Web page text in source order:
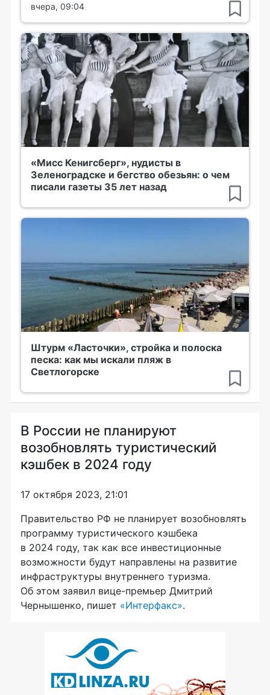
вчера, 09:04
«Мисс Кенигсберг», нудисты в
Зеленоградске и бегство обезьян: о чем
писали газеты 35 лет назад
Штурм «Ласточки», стройка и полоска
песка: как мы искали пляж в
Светлогорске
В России не планируют
возобновлять туристический
кэшбек в 2024 году
17 октября 2023, 21:01
Правительство РФ не планирует возобновлять
программу туристического кэшбека
в 2024 году, так как все инвестиционные
возможности будут направлены на развитие
инфраструктуры внутреннего туризма.
Об этом заявил вице-премьер Дмитрий
Чернышенко, пишет «Интерфакс».